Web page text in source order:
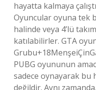
hayatta kalmaya
Oyuncular oyuna tek
halinde veya 4’lü
katılabilirler. GTA
PUBG oyununun
sadece oynayarak bu
değildir. Aynı